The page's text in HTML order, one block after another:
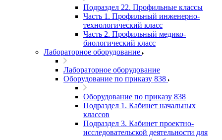
Подраздел 22. Профильные классы
Часть 1. Профильный инженерно-
технологический класс
Часть 2. Профильный медико-
биологический класс
Лабораторное оборудование
Лабораторное оборудование
Оборудование по приказу 838
Оборудование по приказу 838
Подраздел 1. Кабинет начальных
классов
Подраздел 3. Кабинет проектно-
исследовательской деятельности для